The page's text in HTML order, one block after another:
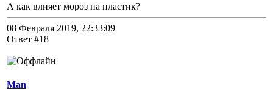
А как влияет мороз на пластик?
08 Февраля 2019, 22:33:09
Ответ #18
Man